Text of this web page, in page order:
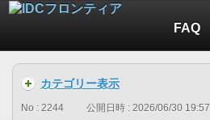
FAQ
カテゴリー表示
No : 2244 公開日時 : 2026/06/30 19:57